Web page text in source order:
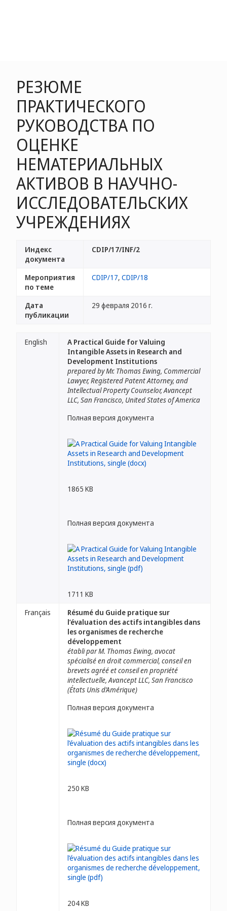
РЕЗЮМЕ
ПРАКТИЧЕСКОГО
РУКОВОДСТВА ПО
ОЦЕНКЕ
НЕМАТЕРИАЛЬНЫХ
АКТИВОВ В НАУЧНО-
ИССЛЕДОВАТЕЛЬСКИХ
УЧРЕЖДЕНИЯХ
Индекс
документа
CDIP/17/INF/2
Мероприятия
по теме
CDIP/17, CDIP/18
Дата
публикации
29 февраля 2016 г.
English
A Practical Guide for Valuing
Intangible Assets in Research and
Development Institutions
prepared by Mr. Thomas Ewing, Commercial
Lawyer, Registered Patent Attorney, and
Intellectual Property Counselor, Avancept
LLC, San Francisco, United States of America
Полная версия документа
1865 KB
Полная версия документа
1711 KB
Français
Résumé du Guide pratique sur
l’évaluation des actifs intangibles dans
les organismes de recherche
développement
établi par M. Thomas Ewing, avocat
spécialisé en droit commercial, conseil en
brevets agréé et conseil en propriété
intellectuelle, Avancept LLC, San Francisco
(États Unis d’Amérique)
Полная версия документа
250 KB
Полная версия документа
204 KB